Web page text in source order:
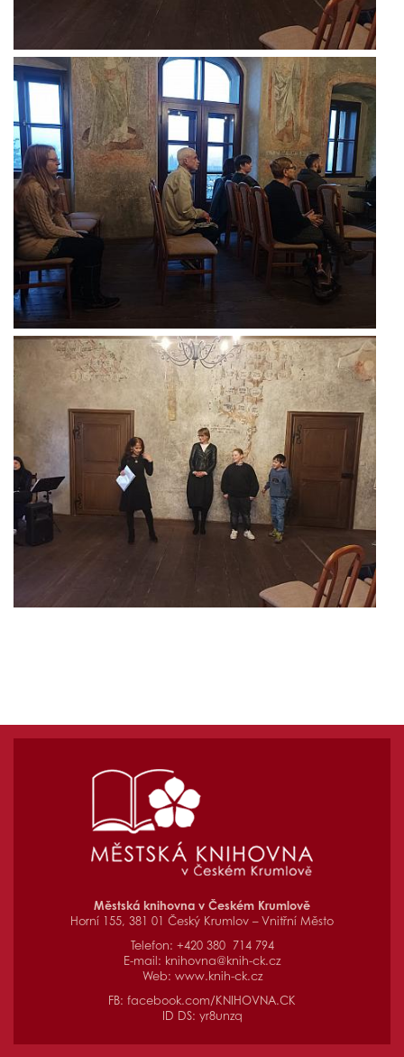
Městská knihovna v Českém Krumlově
Horní 155, 381 01 Český Krumlov – Vnitřní Město
Telefon: +420 380 714 794
E-mail: knihovna@knih-ck.cz
Web: www.knih-ck.cz
FB: facebook.com/KNIHOVNA.CK
ID DS: yr8unzq